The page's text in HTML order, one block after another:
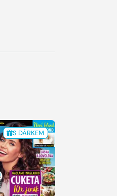
S DÁRKEM